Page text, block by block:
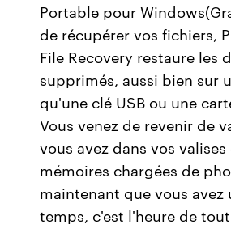
Portable pour
de récupérer vos fichiers,
File Recovery restaure les
supprimés, aussi bien sur
qu'une clé USB ou une
Vous venez de revenir de
vous avez dans vos
mémoires chargées de
maintenant que vous avez
temps, c'est l'heure de